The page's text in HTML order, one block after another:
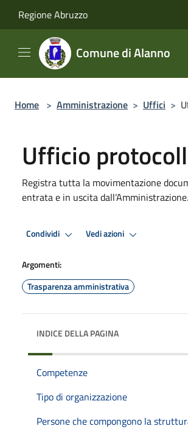
Regione Abruzzo
Comune di Alanno
Home > Amministrazione > Uffici >
Ufficio
Registra tutta la movimentazione
entrata e in uscita dall’Amministrazione.
Condividi Vedi azioni
Argomenti:
Trasparenza amministrativa
INDICE DELLA PAGINA
Competenze
Tipo di organizzazione
Persone che compongono la